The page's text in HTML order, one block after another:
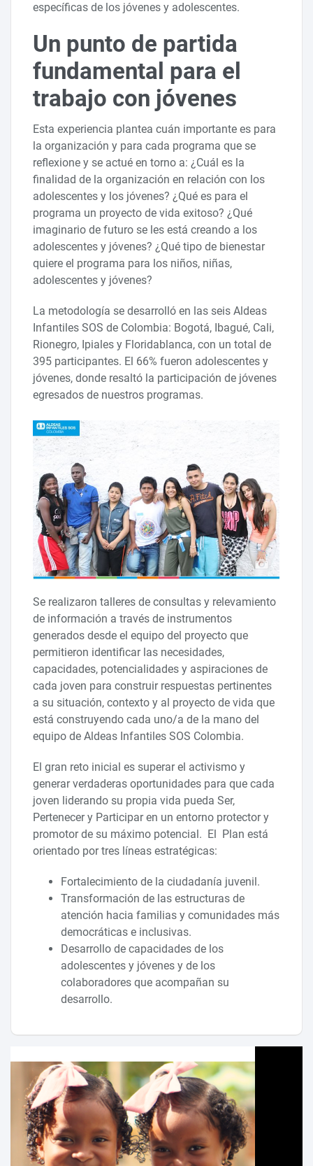
específicas de los jóvenes y adolescentes.
Un punto de partida
fundamental para el
trabajo con jóvenes
Esta experiencia plantea cuán importante es para
la organización y para cada programa que se
reflexione y se actué en torno a: ¿Cuál es la
finalidad de la organización en relación con los
adolescentes y los jóvenes? ¿Qué es para el
programa un proyecto de vida exitoso? ¿Qué
imaginario de futuro se les está creando a los
adolescentes y jóvenes? ¿Qué tipo de bienestar
quiere el programa para los niños, niñas,
adolescentes y jóvenes?
La metodología se desarrolló en las seis Aldeas
Infantiles SOS de Colombia: Bogotá, Ibagué, Cali,
Rionegro, Ipiales y Floridablanca, con un total de
395 participantes. El 66% fueron adolescentes y
jóvenes, donde resaltó la participación de jóvenes
egresados de nuestros programas.
Se realizaron talleres de consultas y relevamiento
de información a través de instrumentos
generados desde el equipo del proyecto que
permitieron identificar las necesidades,
capacidades, potencialidades y aspiraciones de
cada joven para construir respuestas pertinentes
a su situación, contexto y al proyecto de vida que
está construyendo cada uno/a de la mano del
equipo de Aldeas Infantiles SOS Colombia.
El gran reto inicial es superar el activismo y
generar verdaderas oportunidades para que cada
joven liderando su propia vida pueda Ser,
Pertenecer y Participar en un entorno protector y
promotor de su máximo potencial. El Plan está
orientado por tres líneas estratégicas:
Fortalecimiento de la ciudadanía juvenil.
Transformación de las estructuras de
atención hacia familias y comunidades más
democráticas e inclusivas.
Desarrollo de capacidades de los
adolescentes y jóvenes y de los
colaboradores que acompañan su
desarrollo.